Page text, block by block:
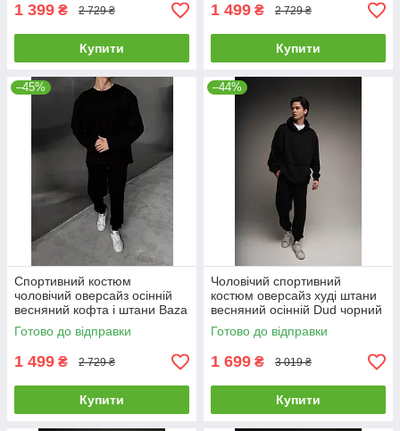
1 399 ₴ 2 729 ₴
Купити
1 499 ₴ 2 729 ₴
Купити
–45%
Спортивний костюм
чоловічий оверсайз осінній
весняний кофта і штани Baza
чорний
Готово до відправки
1 499 ₴ 2 729 ₴
Купити
–44%
Чоловічий спортивний
костюм оверсайз худі штани
весняний осінній Dud чорний
Готово до відправки
1 699 ₴ 3 019 ₴
Купити